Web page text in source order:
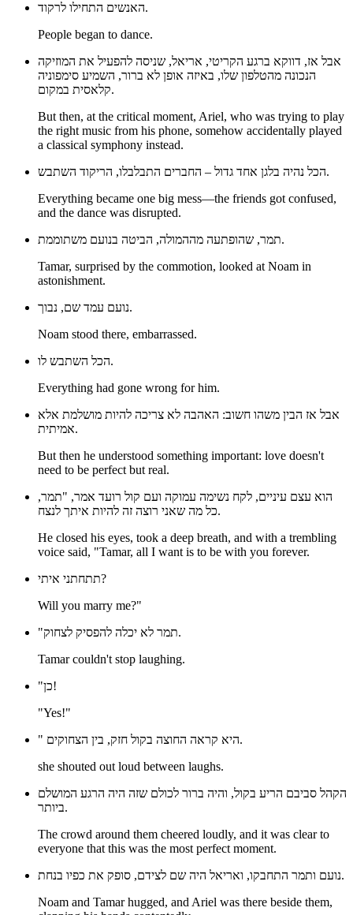
האנשים התחילו לרקוד.
People began to dance.
אבל אז, דווקא ברגע הקריטי, אריאל, שניסה להפעיל את המוזיקה
הנכונה מהטלפון שלו, באיזה אופן לא ברור, השמיע סימפוניה
קלאסית במקום.
But then, at the critical moment, Ariel, who was trying to play
the right music from his phone, somehow accidentally played
a classical symphony instead.
הכל נהיה בלגן אחד גדול – החברים התבלבלו, הריקוד השתבש.
Everything became one big mess—the friends got confused,
and the dance was disrupted.
תמר, שהופתעה מההמולה, הביטה בנועם משתוממת.
Tamar, surprised by the commotion, looked at Noam in
astonishment.
נועם עמד שם, נבוך.
Noam stood there, embarrassed.
הכל השתבש לו.
Everything had gone wrong for him.
אבל אז הבין משהו חשוב: האהבה לא צריכה להיות מושלמת אלא
אמיתית.
But then he understood something important: love doesn't
need to be perfect but real.
הוא עצם עיניים, לקח נשימה עמוקה ועם קול רועד אמר, "תמר,
כל מה שאני רוצה זה להיות איתך לנצח.
He closed his eyes, took a deep breath, and with a trembling
voice said, "Tamar, all I want is to be with you forever.
תתחתני איתי?
Will you marry me?"
"תמר לא יכלה להפסיק לצחוק.
Tamar couldn't stop laughing.
"כן!
"Yes!"
" היא קראה החוצה בקול חזק, בין הצחוקים.
she shouted out loud between laughs.
הקהל סביבם הריע בקול, והיה ברור לכולם שזה היה הרגע המושלם
ביותר.
The crowd around them cheered loudly, and it was clear to
everyone that this was the most perfect moment.
נועם ותמר התחבקו, ואריאל היה שם לצידם, סופק את כפיו בנחת.
Noam and Tamar hugged, and Ariel was there beside them,